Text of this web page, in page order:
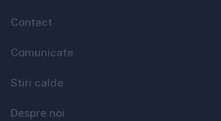
Contact
Comunicate
Stiri calde
Despre noi